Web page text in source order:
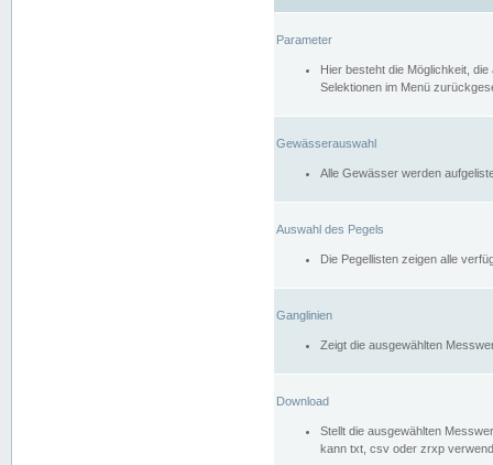
Parameter
Hier besteht die Möglichkeit,
Selektionen im Menü
Gewässerauswahl
Alle Gewässer werden
Auswahl des Pegels
Die Pegellisten zeigen alle
Ganglinien
Zeigt die ausgewählten
Download
Stellt die ausgewählten
kann txt, csv oder zrxp